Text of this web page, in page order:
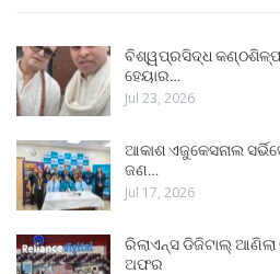
ବିଶ୍ୱପ୍ରସିଦ୍ଧ
ହେୟାର…
Jul 23, 2026
ଆକାଶ ଏଜୁକେସନାଲ
ଜଣ…
Jul 17, 2026
ରିଲାଏନ୍ସ ଡିଜିଟାଲ୍
ଅଫର